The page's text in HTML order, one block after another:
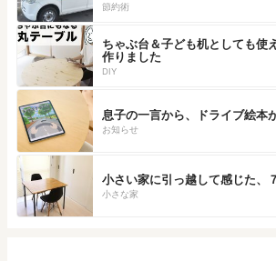
節約術
ちゃぶ台＆子ども机としても使
作りました
DIY
息子の一言から、ドライブ絵本
お知らせ
小さい家に引っ越して感じた、
小さな家